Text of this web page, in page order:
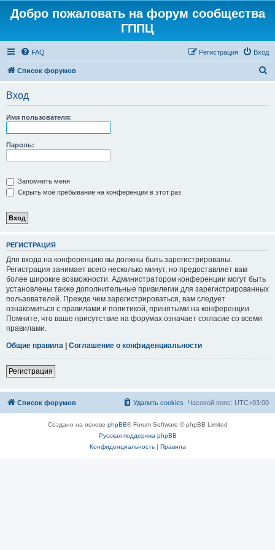
Добро пожаловать на форум сообщества
ГППЦ
FAQ Вход
Регистрация
Список форумов
Вход
Имя пользователя:
Пароль:
Запомнить меня
Скрыть моё пребывание на конференции в этот раз
РЕГИСТРАЦИЯ
Для входа на конференцию вы должны быть зарегистрированы.
Регистрация занимает всего несколько минут, но предоставляет вам
более широкие возможности. Администратором конференции могут быть
установлены также дополнительные привилегии для зарегистрированных
пользователей. Прежде чем зарегистрироваться, вам следует
ознакомиться с правилами и политикой, принятыми на конференции.
Помните, что ваше присутствие на форумах означает согласие со всеми
правилами.
Общие правила | Соглашение о конфиденциальности
Регистрация
Список форумов Часовой пояс: UTC+03:00
Удалить cookies
Создано на основе phpBB® Forum Software © phpBB Limited
Русская поддержка phpBB
Конфиденциальность| Правила